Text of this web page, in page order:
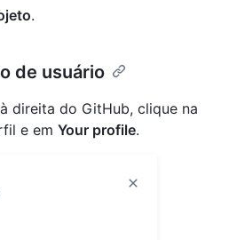
.
de usuário
direita do GitHub, clique na
e em Your profile.